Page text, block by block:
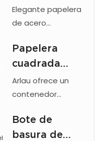
inoxidable
para ascensor
vestíbulo del
hotel
Elegante papelera
de acero
vestíbulos de
hoteles y
ascensores
comerciales, de la
Cuenta con
cenicero, acero
Papelera
cuadrada
tipo riel color
oro rosa para
comercial
Arlau ofrece un
contenedor
para centros
comerciales, color
Bote de
basura de